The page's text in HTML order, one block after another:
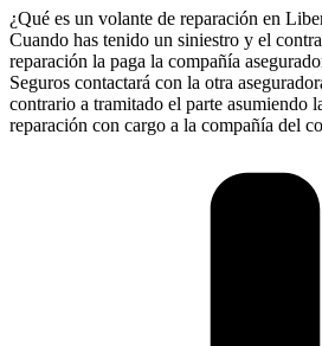
¿Qué es un volante de reparación en
Cuando has tenido un siniestro y el
reparación la paga la compañía
Seguros contactará con la otra
contrario a tramitado el parte asumiendo
reparación con cargo a la compañía del